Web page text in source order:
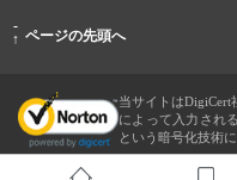
-
↑ ページの先頭へ
当サイトはDigiCert
によって入力され
という暗号化技術